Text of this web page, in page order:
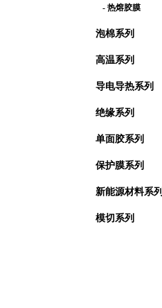
- 热熔胶膜
泡棉系列
高温系列
导电导热系列
绝缘系列
单面胶系列
保护膜系列
新能源材料系列
模切系列